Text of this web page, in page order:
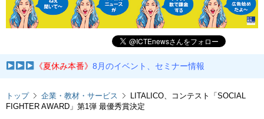
《夏休み本番》8月のイベント、セミナー情報
トップ 企業・教材・サービス
LITALICO、コンテスト「SOCIAL
FIGHTER AWARD」第1弾 最優秀賞決定